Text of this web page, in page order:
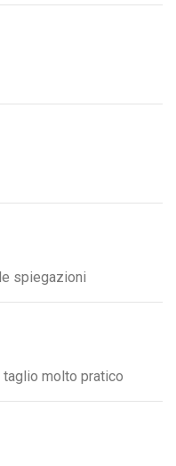
spiegazioni
taglio molto pratico